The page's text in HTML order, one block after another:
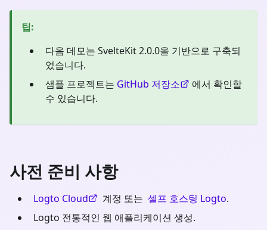
팁:
다음 데모는 SvelteKit 2.0.0을 기반으로 구축되
었습니다.
샘플 프로젝트는 GitHub 저장소
에서 확인할
수 있습니다.
사전 준비 사항
Logto Cloud 계정 또는 셀프 호스팅 Logto.
Logto 전통적인 웹 애플리케이션 생성.